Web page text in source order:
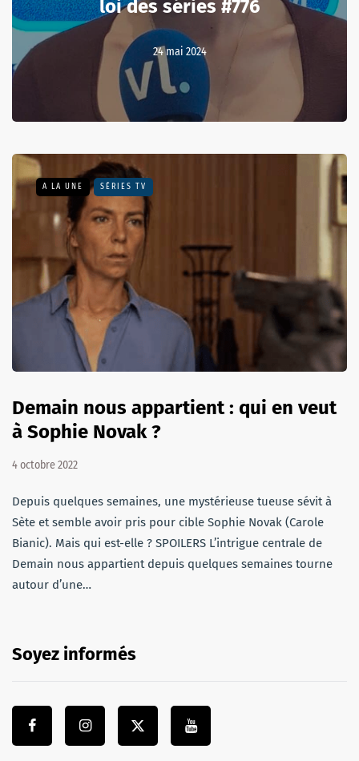
loi des séries #776
24 mai 2024
A LA UNE SÉRIES TV
Demain nous appartient : qui en veut
à Sophie Novak ?
4 octobre 2022
Depuis quelques semaines, une mystérieuse tueuse sévit à
Sète et semble avoir pris pour cible Sophie Novak (Carole
Bianic). Mais qui est-elle ? SPOILERS L’intrigue centrale de
Demain nous appartient depuis quelques semaines tourne
autour d’une…
Soyez informés